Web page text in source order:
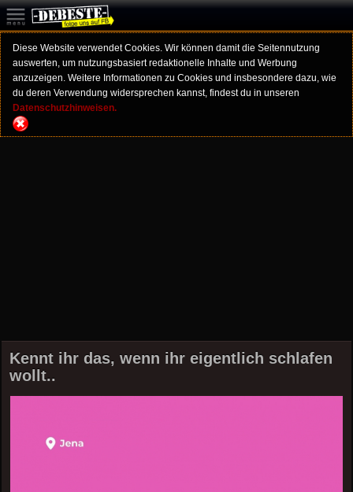
Diese Website verwendet Cookies. Wir können damit die Seitennutzung
auswerten, um nutzungsbasiert redaktionelle Inhalte und Werbung
anzuzeigen. Weitere Informationen zu Cookies und insbesondere dazu, wie
du deren Verwendung widersprechen kannst, findest du in unseren
Datenschutzhinweisen.
Kennt ihr das, wenn ihr eigentlich schlafen
wollt..